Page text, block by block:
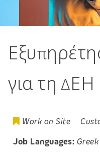
για τη ΔΕΗ
Work on Site
Job Languages: Greek